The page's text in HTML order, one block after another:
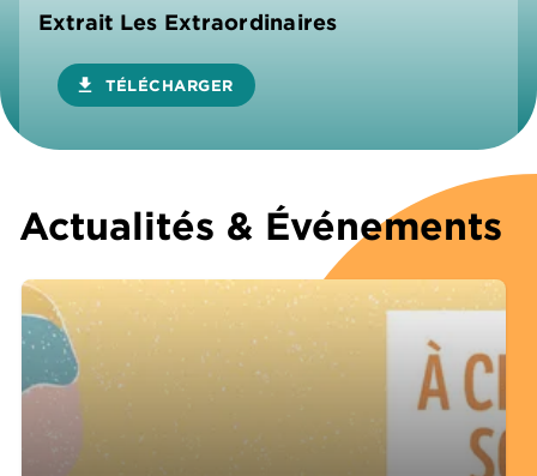
Extrait Les Extraordinaires
download TÉLÉCHARGER
Actualités & Événements